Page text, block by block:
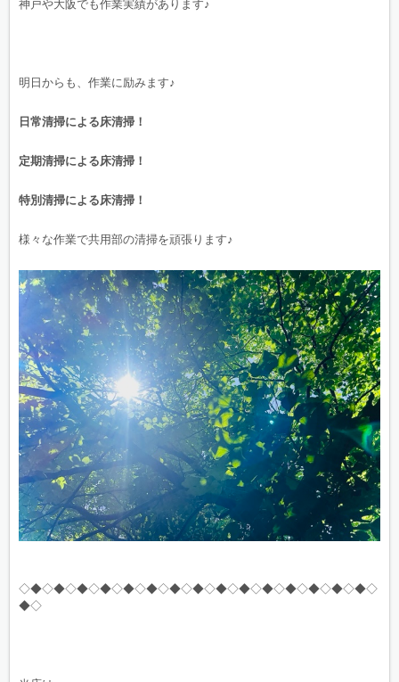
神戸や大阪でも作業実績があります♪
明日からも、作業に励みます♪
日常清掃による床清掃！
定期清掃による床清掃！
特別清掃による床清掃！
様々な作業で共用部の清掃を頑張ります♪
◇◆◇◆◇◆◇◆◇◆◇◆◇◆◇◆◇◆◇◆◇◆◇◆◇◆◇◆◇◆◇
◆◇